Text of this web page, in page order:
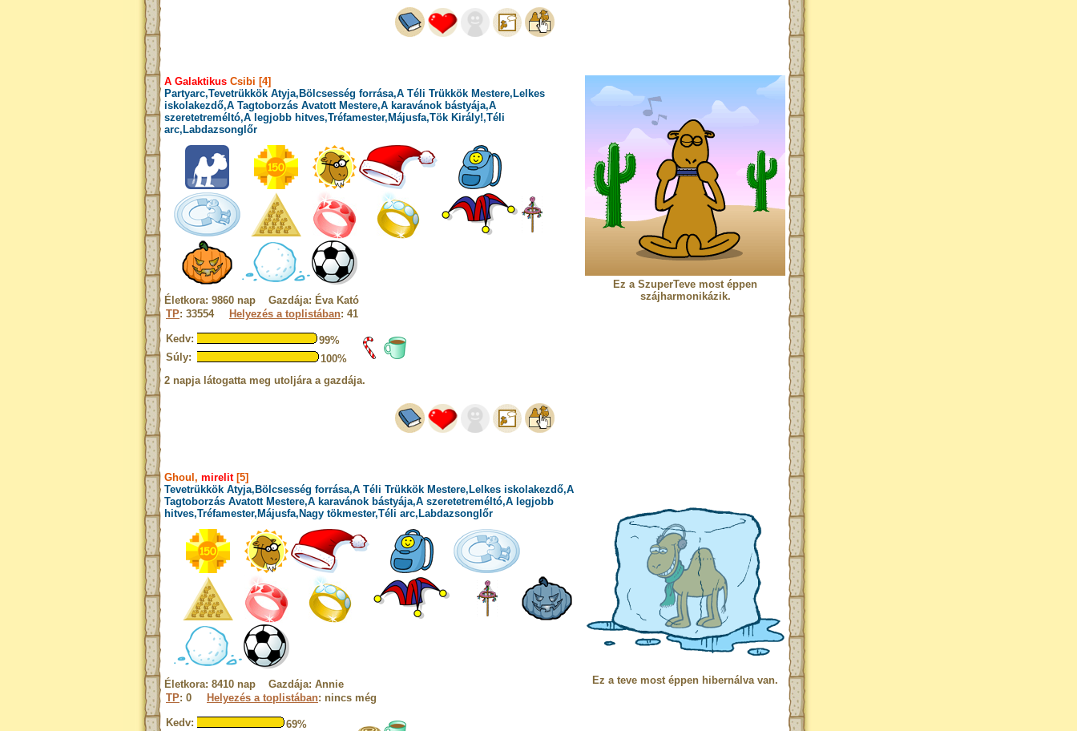
A Galaktikus Csibi [4]
Partyarc,Tevetrükkök Atyja,Bölcsesség forrása,A Téli Trükkök Mestere,Lelkes
iskolakezdő,A Tagtoborzás Avatott Mestere,A karavánok bástyája,A
szeretetreméltó,A legjobb hitves,Tréfamester,Májusfa,Tök Király!,Téli
arc,Labdazsonglőr
Életkora: 9860 nap Gazdája: Éva Kató
TP: 33554 Helyezés a toplistában: 41
Kedv:
99%
Súly:
100%
2 napja látogatta meg utoljára a gazdája.
Ez a SzuperTeve most éppen
szájharmonikázik.
Ghoul, mirelit[5]
Tevetrükkök Atyja,Bölcsesség forrása,A Téli Trükkök Mestere,Lelkes iskolakezdő,A
Tagtoborzás Avatott Mestere,A karavánok bástyája,A szeretetreméltó,A legjobb
hitves,Tréfamester,Májusfa,Nagy tökmester,Téli arc,Labdazsonglőr
Életkora: 8410 nap Gazdája: Annie
TP: 0 Helyezés a toplistában: nincs még
Kedv:
69%
Ez a teve most éppen hibernálva van.